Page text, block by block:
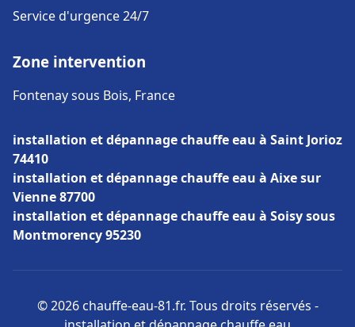
Service d'urgence 24/7
Zone intervention
Fontenay sous Bois, France
installation et dépannage chauffe eau à Saint Jorioz
74410
installation et dépannage chauffe eau à Aixe sur
Vienne 87700
installation et dépannage chauffe eau à Soisy sous
Montmorency 95230
© 2026 chauffe-eau-81.fr. Tous droits réservés -